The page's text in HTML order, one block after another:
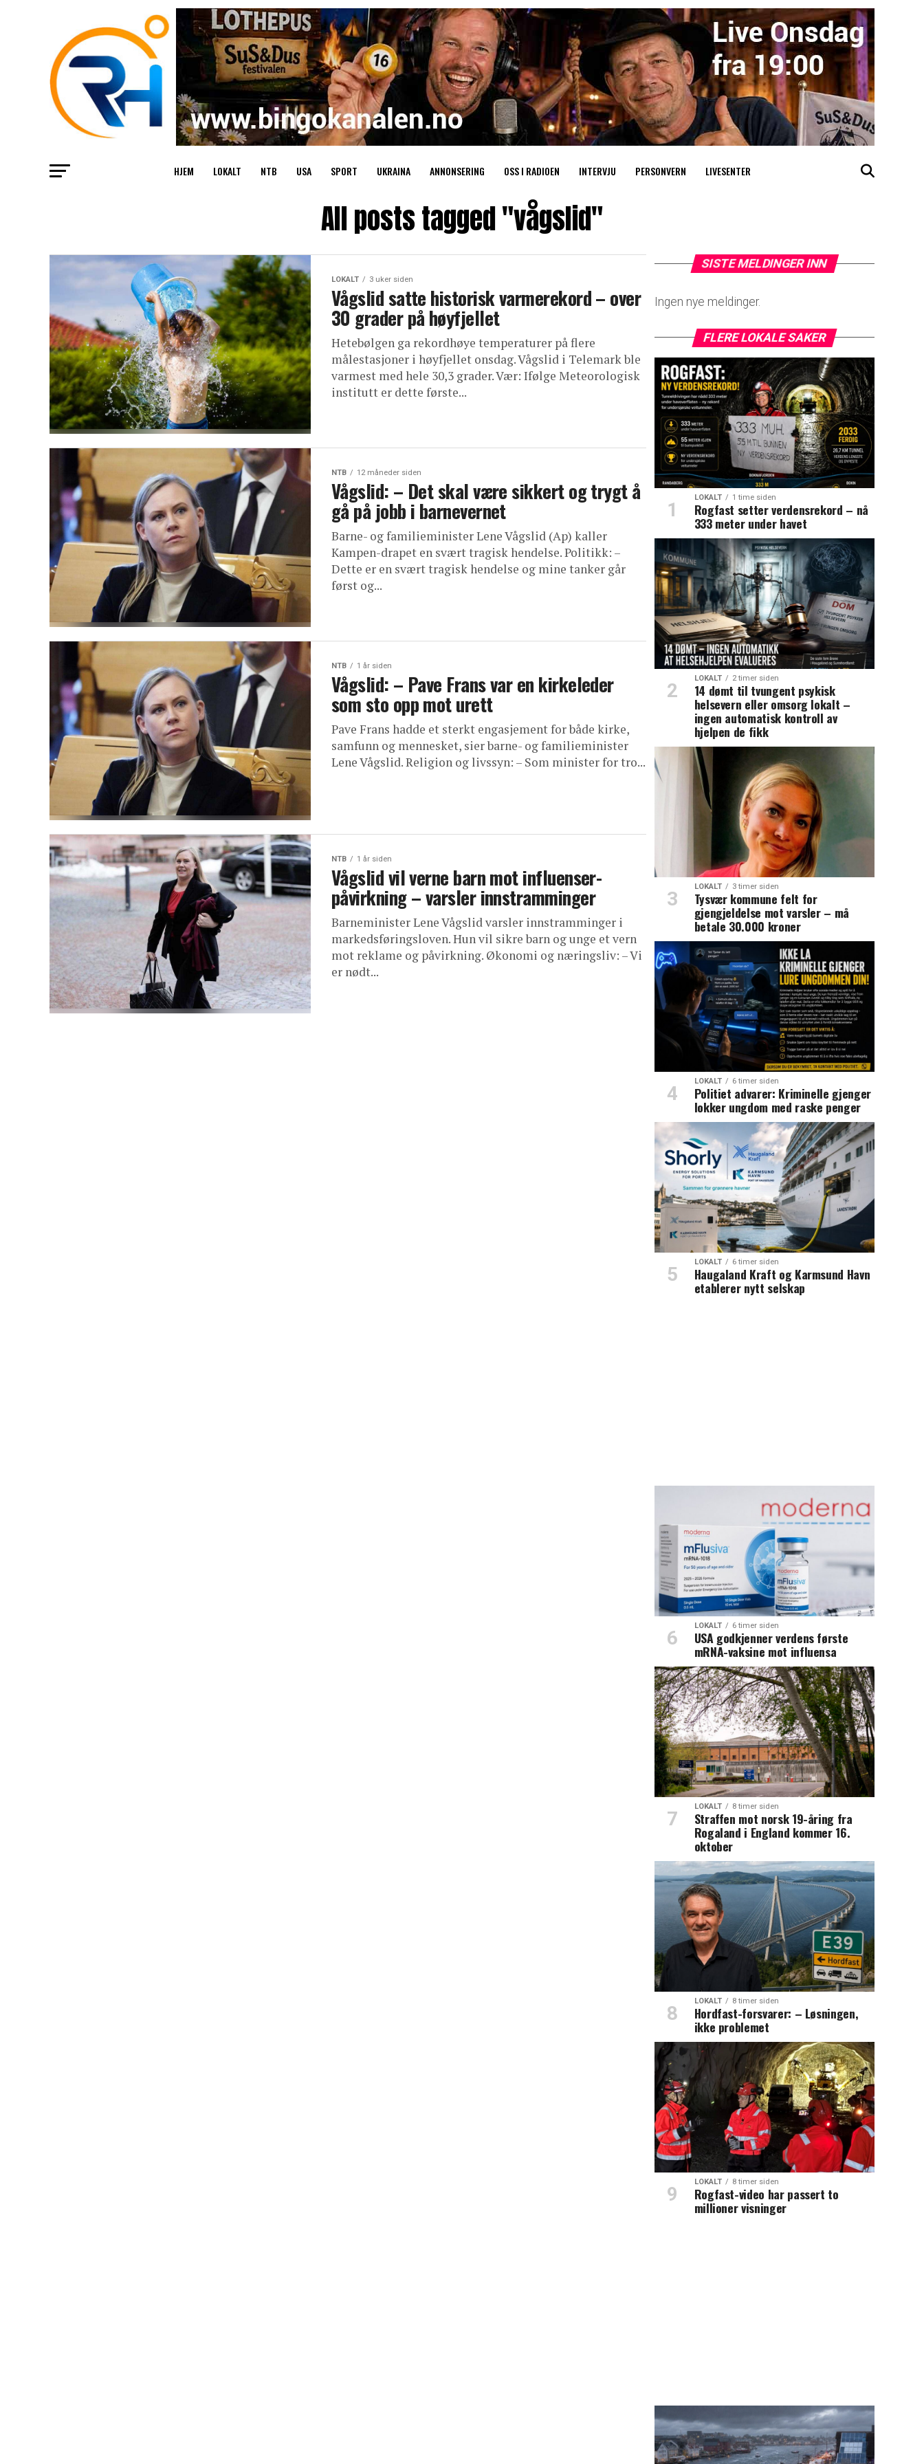
HJEM LOKALT NTB USA SPORT UKRAINA ANNONSERING OSS I RADIOEN INTERVJU PERSONVERN LIVESENTER
All posts tagged "vågslid"
LOKALT 3 uker siden
Vågslid satte historisk varmerekord – over
30 grader på høyfjellet
Hetebølgen ga rekordhøye temperaturer på flere
målestasjoner i høyfjellet onsdag. Vågslid i Telemark ble
varmest med hele 30,3 grader. Vær: Ifølge Meteorologisk
institutt er dette første...
NTB 12 måneder siden
Vågslid: – Det skal være sikkert og trygt å
gå på jobb i barnevernet
Barne- og familieminister Lene Vågslid (Ap) kaller
Kampen-drapet en svært tragisk hendelse. Politikk: –
Dette er en svært tragisk hendelse og mine tanker går
først og...
NTB 1 år siden
Vågslid: – Pave Frans var en kirkeleder
som sto opp mot urett
Pave Frans hadde et sterkt engasjement for både kirke,
samfunn og mennesket, sier barne- og familieminister
Lene Vågslid. Religion og livssyn: – Som minister for tro...
NTB 1 år siden
Vågslid vil verne barn mot influenser-
påvirkning – varsler innstramminger
Barneminister Lene Vågslid varsler innstramminger i
markedsføringsloven. Hun vil sikre barn og unge et vern
mot reklame og påvirkning. Økonomi og næringsliv: – Vi
er nødt...
SISTE MELDINGER INN
Ingen nye meldinger.
FLERE LOKALE SAKER
LOKALT 1 time siden
Rogfast setter verdensrekord – nå
333 meter under havet
LOKALT 2 timer siden
14 dømt til tvungent psykisk
helsevern eller omsorg lokalt –
ingen automatisk kontroll av
hjelpen de fikk
LOKALT 3 timer siden
Tysvær kommune felt for
gjengjeldelse mot varsler – må
betale 30.000 kroner
LOKALT 6 timer siden
Politiet advarer: Kriminelle gjenger
lokker ungdom med raske penger
LOKALT 6 timer siden
Haugaland Kraft og Karmsund Havn
etablerer nytt selskap
LOKALT 6 timer siden
USA godkjenner verdens første
mRNA-vaksine mot influensa
LOKALT 8 timer siden
Straffen mot norsk 19-åring fra
Rogaland i England kommer 16.
oktober
LOKALT 8 timer siden
Hordfast-forsvarer: – Løsningen,
ikke problemet
LOKALT 8 timer siden
Rogfast-video har passert to
millioner visninger